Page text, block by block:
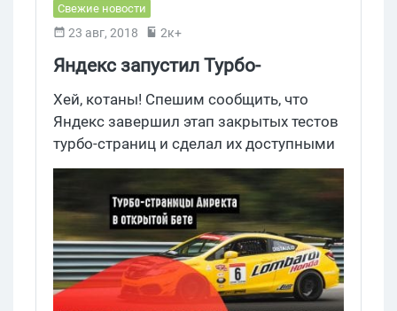
Свежие новости
23 авг, 2018 2к+
Яндекс запустил Турбо-
страницы для всех юзеров
Хей, котаны! Спешим сообщить, что
Яндекс завершил этап закрытых тестов
турбо-страниц и сделал их доступными
для всех юзеров Директа.